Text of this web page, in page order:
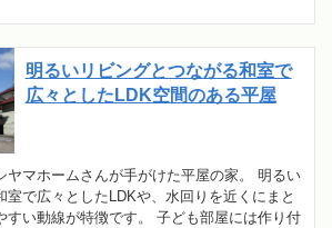
明るいリビングとつながる和室で
広々としたLDK空間のある平屋
ヤマホームさんが手がけた平屋の家。 明るい
室で広々としたLDKや、水回りを近くにまと
すい動線が特徴です。 子ども部屋には作り付